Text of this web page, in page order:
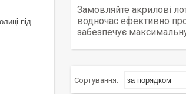
Замовляйте акрилові
водночас ефективно
забезпечує
під